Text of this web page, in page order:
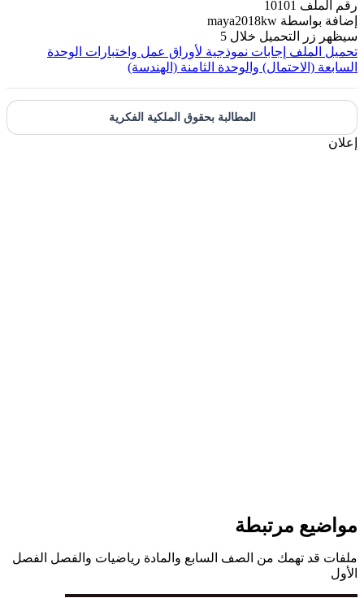
رقم الملف 10101
إضافة بواسطة maya2018kw
سيظهر زر التحميل خلال 5
تحميل الملف
إجابات نموذجية لأوراق عمل واختبارات الوحدة
السابعة (الاحتمال) والوحدة الثامنة (الهندسة)
المطالبة بحقوق الملكية الفكرية
إعلان
مواضيع مرتبطة
ملفات قد تهمك من الصف السابع والمادة رياضيات والفصل الفصل
الأول